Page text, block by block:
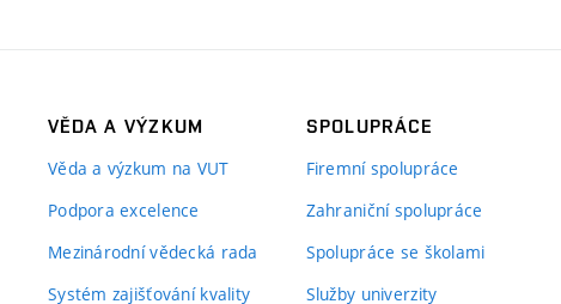
VĚDA A VÝZKUM
Věda a výzkum na VUT
Podpora excelence
Mezinárodní vědecká rada
Systém zajišťování kvality
SPOLUPRÁCE
Firemní spolupráce
Zahraniční spolupráce
Spolupráce se školami
Služby univerzity